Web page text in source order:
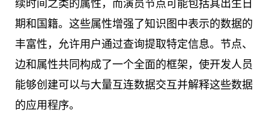
续时间之类的属性，而演员节点可能包括其出生日
期和国籍。这些属性增强了知识图中表示的数据的
丰富性，允许用户通过查询提取特定信息。节点、
边和属性共同构成了一个全面的框架，使开发人员
能够创建可以与大量互连数据交互并解释这些数据
的应用程序。